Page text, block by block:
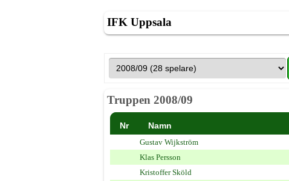
IFK Uppsala
Truppen 2008/09
Nr Namn
Gustav Wijkström
Klas Persson
Kristoffer Sköld